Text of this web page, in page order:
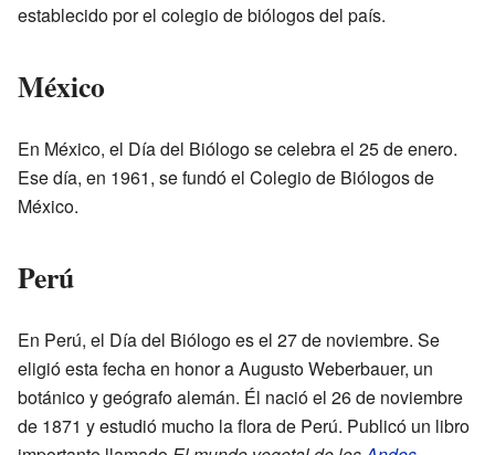
establecido por el colegio de biólogos del país.
México
En México, el Día del Biólogo se celebra el 25 de enero.
Ese día, en 1961, se fundó el Colegio de Biólogos de
México.
Perú
En Perú, el Día del Biólogo es el 27 de noviembre. Se
eligió esta fecha en honor a Augusto Weberbauer, un
botánico y geógrafo alemán. Él nació el 26 de noviembre
de 1871 y estudió mucho la flora de Perú. Publicó un libro